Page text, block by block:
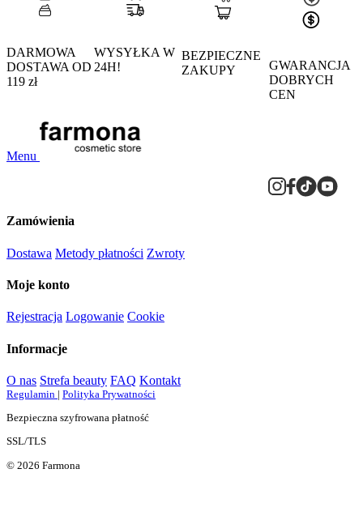
DARMOWA
DOSTAWA OD
119 zł
WYSYŁKA W
24H!
BEZPIECZNE
ZAKUPY
GWARANCJA
DOBRYCH
CEN
Menu
Zamówienia
Dostawa Metody płatności Zwroty
Moje konto
Rejestracja Logowanie Cookie
Informacje
O nas Strefa beauty FAQ Kontakt
Regulamin | Polityka Prywatności
Bezpieczna szyfrowana płatność
SSL/TLS
© 2026 Farmona